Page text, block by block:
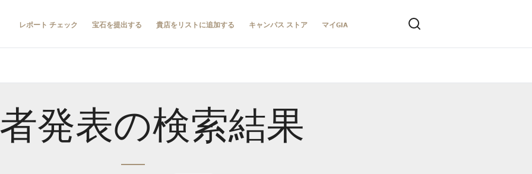
レポート チェック 宝石を提出する 貴店をリストに追加する キャンパス ストア マイGIA
発表の検索結果